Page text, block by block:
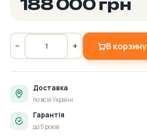
188 000 грн
− + В корзину
Доставка
по всій Україні
Гарантія
до 5 років